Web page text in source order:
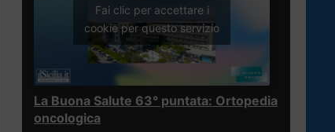
Fai clic per accettare i
cookie per questo servizio
La Buona Salute 63° puntata: Ortopedia
oncologica